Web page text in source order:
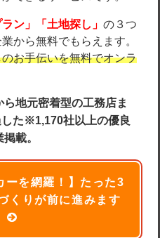
ン」「土地探し」 の３つ
から無料でもらえます。
お手伝いを無料でオンラ
地元密着型の工務店ま
た※1,170社以上の優良
載。
ーを網羅！】たった3
くりが前に進みます